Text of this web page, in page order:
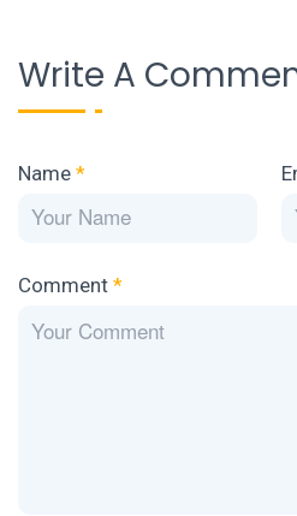
Write A
Name *
Comment *